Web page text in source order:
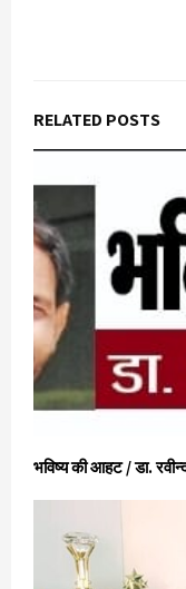
RELATED POSTS
भविष्य की आहट / डा.